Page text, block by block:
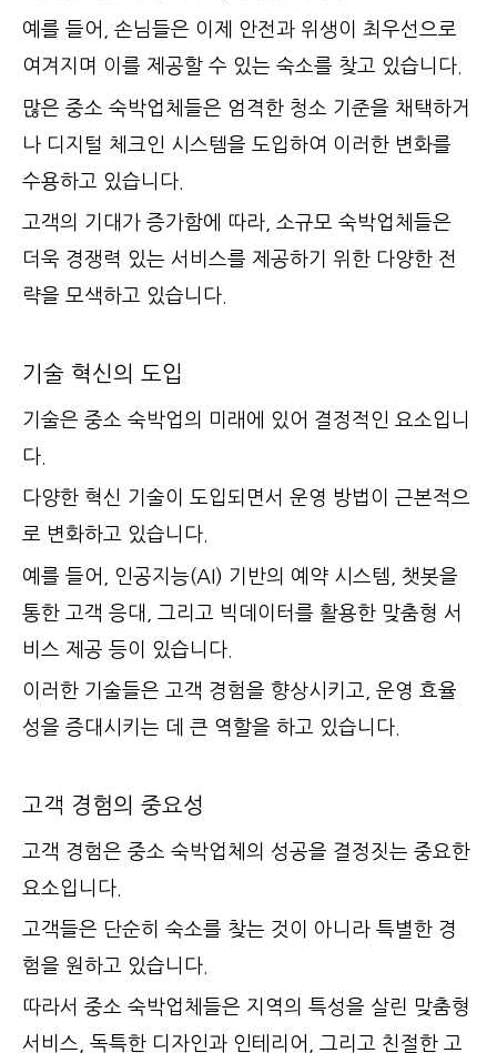
예를 들어, 손님들은 이제 안전과 위생이 최우선으로
여겨지며 이를 제공할 수 있는 숙소를 찾고 있습니다.
많은 중소 숙박업체들은 엄격한 청소 기준을 채택하거
나 디지털 체크인 시스템을 도입하여 이러한 변화를
수용하고 있습니다.
고객의 기대가 증가함에 따라, 소규모 숙박업체들은
더욱 경쟁력 있는 서비스를 제공하기 위한 다양한 전
략을 모색하고 있습니다.
기술 혁신의 도입
기술은 중소 숙박업의 미래에 있어 결정적인 요소입니
다.
다양한 혁신 기술이 도입되면서 운영 방법이 근본적으
로 변화하고 있습니다.
예를 들어, 인공지능(AI) 기반의 예약 시스템, 챗봇을
통한 고객 응대, 그리고 빅데이터를 활용한 맞춤형 서
비스 제공 등이 있습니다.
이러한 기술들은 고객 경험을 향상시키고, 운영 효율
성을 증대시키는 데 큰 역할을 하고 있습니다.
고객 경험의 중요성
고객 경험은 중소 숙박업체의 성공을 결정짓는 중요한
요소입니다.
고객들은 단순히 숙소를 찾는 것이 아니라 특별한 경
험을 원하고 있습니다.
따라서 중소 숙박업체들은 지역의 특성을 살린 맞춤형
서비스, 독특한 디자인과 인테리어, 그리고 친절한 고